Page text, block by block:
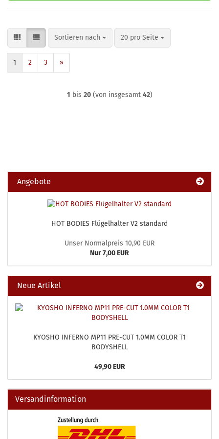
Sortieren nach
Sortieren nach 20 pro Seite
pro Seite
1 2 3 »
1 bis 20(von insgesamt 42)
Angebote
HOT BODIES Flügelhalter V2 standard
Unser Normalpreis 10,90 EUR
Nur 7,00 EUR
Neue Artikel
KYOSHO INFERNO MP11 PRE-CUT 1.0MM COLOR T1
BODYSHELL
49,90 EUR
Versandinformation